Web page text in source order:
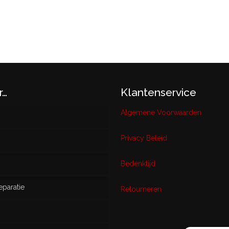
Klantenservice
Algemene Voorwaarden
Privacy Beleid
Bedenktijd
Retourneren